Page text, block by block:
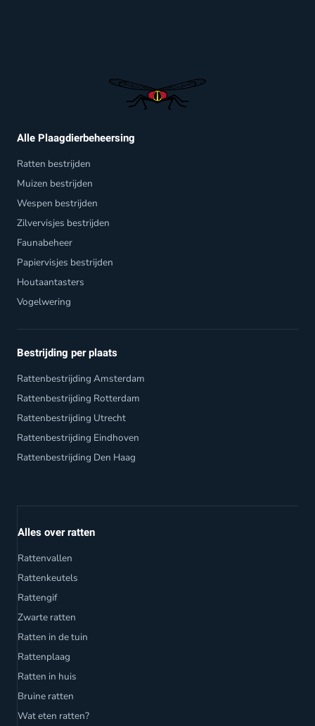
Alle Plaagdierbeheersing
Ratten bestrijden
Muizen bestrijden
Wespen bestrijden
Zilvervisjes bestrijden
Faunabeheer
Papiervisjes bestrijden
Houtaantasters
Vogelwering
Bestrijding per plaats
Rattenbestrijding Amsterdam
Rattenbestrijding Rotterdam
Rattenbestrijding Utrecht
Rattenbestrijding Eindhoven
Rattenbestrijding Den Haag
Alles over ratten
Rattenvallen
Rattenkeutels
Rattengif
Zwarte ratten
Ratten in de tuin
Rattenplaag
Ratten in huis
Bruine ratten
Wat eten ratten?